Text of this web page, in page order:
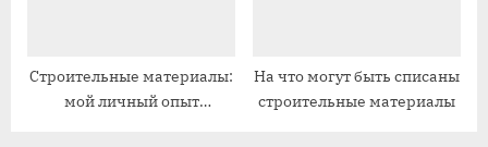
Строительные материалы:
мой личный опыт
На что могут быть списаны
строительные материалы